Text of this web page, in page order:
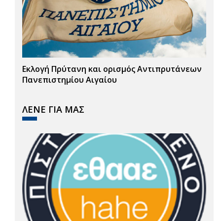
Εκλογή Πρύτανη και ορισμός Αντιπρυτάνεων
Πανεπιστημίου Αιγαίου
ΛΕΝΕ ΓΙΑ ΜΑΣ